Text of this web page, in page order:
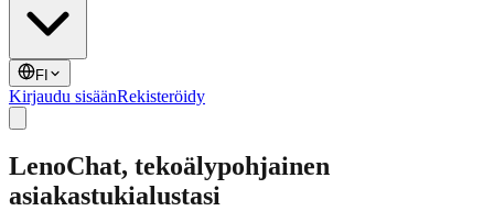
FI
Kirjaudu sisäänRekisteröidy
LenoChat, tekoälypohjainen
asiakastukialustasi